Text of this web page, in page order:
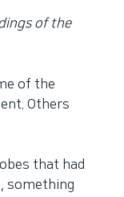
of the
of the
Others
that had
something